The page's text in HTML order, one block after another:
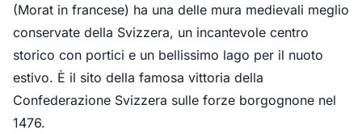
(Morat in francese) ha una delle mura medievali meglio
conservate della Svizzera, un incantevole centro
storico con portici e un bellissimo lago per il nuoto
estivo. È il sito della famosa vittoria della
Confederazione Svizzera sulle forze borgognone nel
1476.